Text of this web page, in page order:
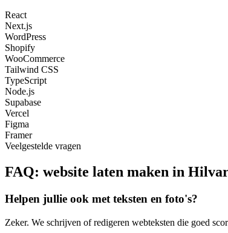
React
Next.js
WordPress
Shopify
WooCommerce
Tailwind CSS
TypeScript
Node.js
Supabase
Vercel
Figma
Framer
Veelgestelde vragen
FAQ: website laten maken in
Helpen jullie ook met teksten en foto's?
Zeker. We schrijven of redigeren webteksten die goed